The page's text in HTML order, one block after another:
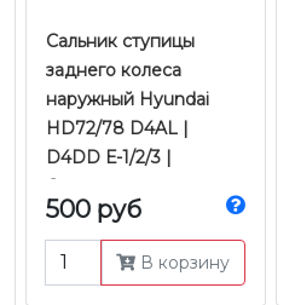
Сальник ступицы
заднего колеса
наружный Hyundai
HD72/78 D4AL |
D4DD Е-1/2/3 |
Оригинал
500 руб
В корзину